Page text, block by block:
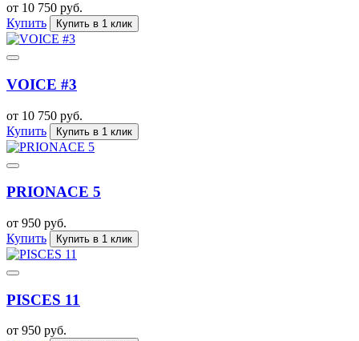
от 10 750 руб.
Купить
Купить в 1 клик
VOICE #3
от 10 750 руб.
Купить
Купить в 1 клик
PRIONACE 5
от 950 руб.
Купить
Купить в 1 клик
PISCES 11
от 950 руб.